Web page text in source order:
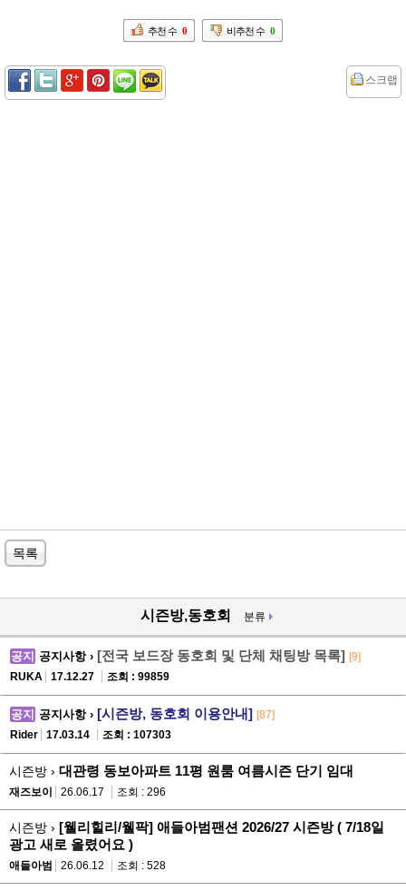
추천 수 0 비추천 수 0
스크랩
목록
시즌방,동호회 분류
공지 공지사항 › [전국 보드장 동호회 및 단체 채팅방 목록] [9]
RUKA
17.12.27 조회 : 99859
공지 공지사항 › [시즌방, 동호회 이용안내] [87]
Rider
17.03.14 조회 : 107303
시즌방 › 대관령 동보아파트 11평 원룸 여름시즌 단기 임대
재즈보이 26.06.17 조회 : 296
시즌방 › [웰리힐리/웰팍] 애들아범팬션 2026/27 시즌방 ( 7/18일
광고 새로 올렸어요 )
애들아범 26.06.12 조회 : 528